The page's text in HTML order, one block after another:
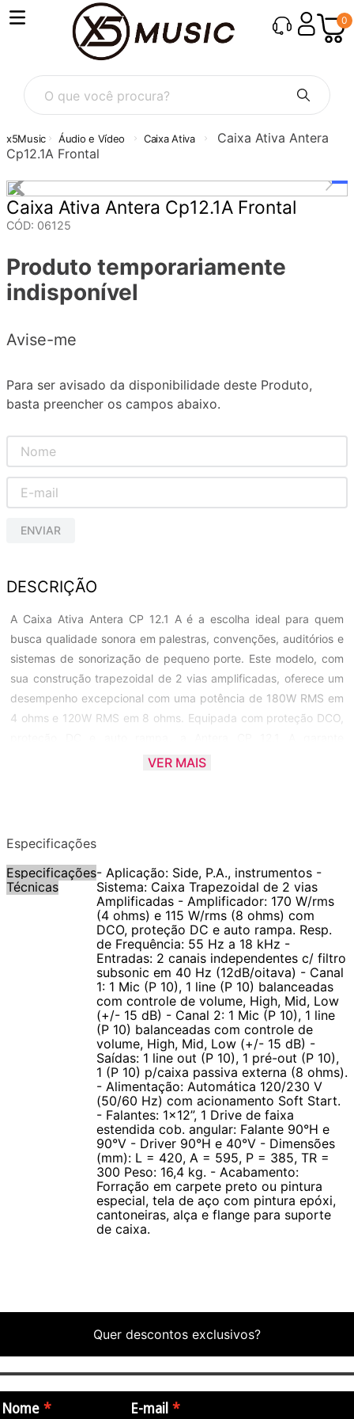
0
O que você procura?
Áudio e Vídeo Caixa Ativa
Caixa Ativa Antera
Cp12.1A Frontal
Caixa Ativa Antera Cp12.1A Frontal
CÓD: 06125
Produto temporariamente
indisponível
Avise-me
Para ser avisado da disponibilidade deste Produto,
basta preencher os campos abaixo.
ENVIAR
DESCRIÇÃO
A Caixa Ativa Antera CP 12.1 A é a escolha ideal para quem
busca qualidade sonora em palestras, convenções, auditórios e
sistemas de sonorização de pequeno porte. Este modelo, com
sua construção trapezoidal de 2 vias amplificadas, oferece um
desempenho excepcional com uma potência de 180W RMS em
4 ohms e 120W RMS em 8 ohms. Equipada com proteção DCO,
durabilidade e segurança no uso contínuo. Com uma resposta
múltiplas entradas e saídas. Com dois canais independentes,
cada um com entradas Mic e Line balanceadas e controles de
volume, High, Mid e Low (+/- 15 dB), esta caixa permite ajustes
finos para atender às necessidades específicas de cada
apresentação. Além disso, possui saídas Line Out e Pré-Out,
bem como uma saída para caixa passiva externa de 8 ohms.
Seu design robusto, com acabamento em pintura preta
especial, tela de aço com pintura epóxi, cantoneiras, alça e
flange para suporte de caixa, garante não apenas uma estética
moderna, mas também proteção e facilidade de transporte. A
Antera CP 12.1 A vem acompanhada de um cabo de força e um
certificado de garantia, oferecendo tudo o que você precisa
para começar a usar imediatamente
Especificações Técnicas:
- Modelo: Caixa Ativa Antera CP 12.1 A
- Tipo: Caixa Trapezoidal de 2 vias Amplificadas
- Potência do Amplificador: 180 W RMS (4 ohms) / 120 W RMS
proteção DC e auto rampa
volume, High, Mid, Low (+/- 15 dB)
- Canal 2: 1 Mic (P10), 1 Line (P10) balanceadas com controle
de volume, High, Mid, Low (+/- 15 dB)
VER MAIS
Especificações
Especificações
Técnicas
- Aplicação: Side, P.A., instrumentos -
Sistema: Caixa Trapezoidal de 2 vias
Amplificadas - Amplificador: 170 W/rms
(4 ohms) e 115 W/rms (8 ohms) com
DCO, proteção DC e auto rampa. Resp.
de Frequência: 55 Hz a 18 kHz -
Entradas: 2 canais independentes c/ filtro
subsonic em 40 Hz (12dB/oitava) - Canal
1: 1 Mic (P 10), 1 line (P 10) balanceadas
com controle de volume, High, Mid, Low
(+/- 15 dB) - Canal 2: 1 Mic (P 10), 1 line
(P 10) balanceadas com controle de
volume, High, Mid, Low (+/- 15 dB) -
Saídas: 1 line out (P 10), 1 pré-out (P 10),
1 (P 10) p/caixa passiva externa (8 ohms).
- Alimentação: Automática 120/230 V
(50/60 Hz) com acionamento Soft Start.
- Falantes: 1x12”, 1 Drive de faixa
estendida cob. angular: Falante 90°H e
90°V - Driver 90°H e 40°V - Dimensões
(mm): L = 420, A = 595, P = 385, TR =
300 Peso: 16,4 kg. - Acabamento:
Forração em carpete preto ou pintura
especial, tela de aço com pintura epóxi,
cantoneiras, alça e flange para suporte
de caixa.
Quer descontos exclusivos?
Nome E-mail